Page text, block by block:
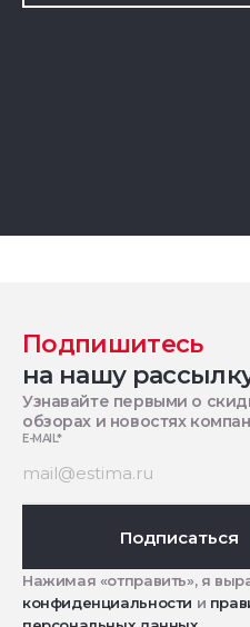
Подпишитесь
на нашу
Узнавайте первыми о
обзорах и новостях
E-MAIL*
Подписаться
Нажимая «отправить», я
конфиденциальности и